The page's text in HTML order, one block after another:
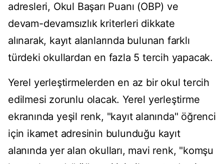
adresleri, Okul Başarı Puanı (OBP) ve
devam-devamsızlık kriterleri dikkate
alınarak, kayıt alanlarında bulunan farklı
türdeki okullardan en fazla 5 tercih yapacak.
Yerel yerleştirmelerden en az bir okul tercih
edilmesi zorunlu olacak. Yerel yerleştirme
ekranında yeşil renk, "kayıt alanında" öğrenci
için ikamet adresinin bulunduğu kayıt
alanında yer alan okulları, mavi renk, "komşu